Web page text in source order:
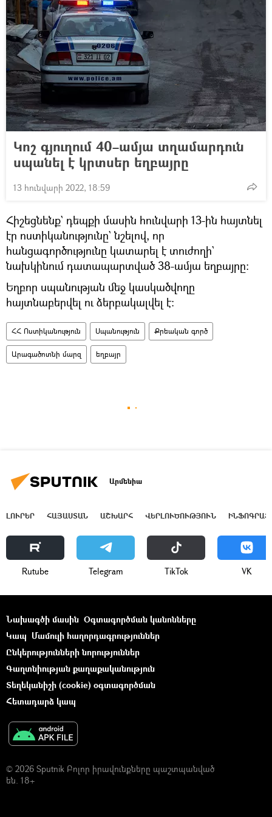
Կոշ գյուղում 40–ամյա տղամարդուն
սպանել է կրտսեր եղբայրը
13 հունվարի 2022, 18:59
Հիշեցնենք` դեպքի մասին հունվարի 13-ին հայտնել
էր ոստիկանությունը` նշելով, որ
հանցագործությունը կատարել է տուժողի`
նախկինում դատապարտված 38-ամյա եղբայրը:
Եղբոր սպանության մեջ կասկածվողը
հայտնաբերվել ու ձերբակալվել է։
ՀՀ Ոստիկանություն Սպանություն Քրեական գործ
Արագածոտնի մարզ եղբայր
Արմենիա
ԼՈՒՐԵՐ ՀԱՅԱՍՏԱՆ ԱՇԽԱՐՀ ՎԵՐԼՈՒԾՈՒԹՅՈՒՆ
Rutube Telegram ТikТоk VK
Նախագծի մասին Օգտագործման կանոնները
Կապ Մամուլի հաղորդագրություններ
Ընկերությունների նորություններ
Գաղտնիության քաղաքականություն
Տեղեկանիշի (cookie) օգտագործման
Հետադարձ կապ
© 2026 Sputnik Բոլոր իրավունքները պաշտպանված
են. 18+